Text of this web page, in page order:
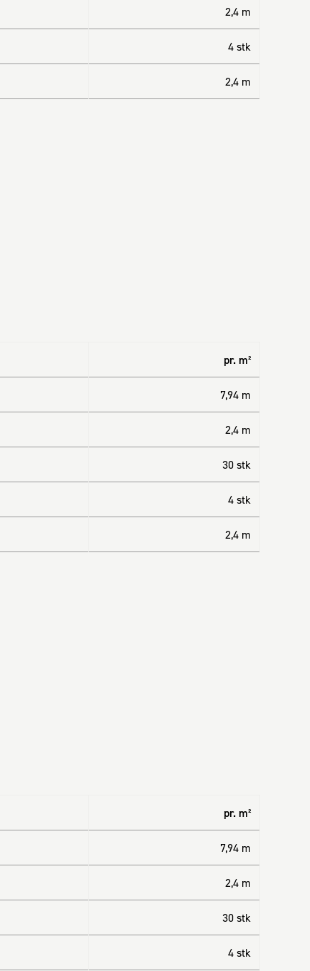
2,4 m
4 stk
2,4 m
pr. m²
7,94 m
2,4 m
30 stk
4 stk
2,4 m
pr. m²
7,94 m
2,4 m
30 stk
4 stk